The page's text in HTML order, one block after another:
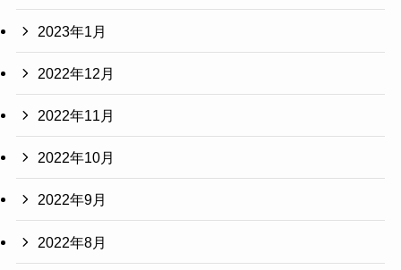
2023年1月
2022年12月
2022年11月
2022年10月
2022年9月
2022年8月